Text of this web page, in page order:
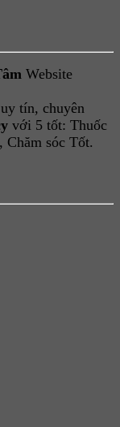
Website
tín, chuyên
với 5 tốt: Thuốc
sóc Tốt.